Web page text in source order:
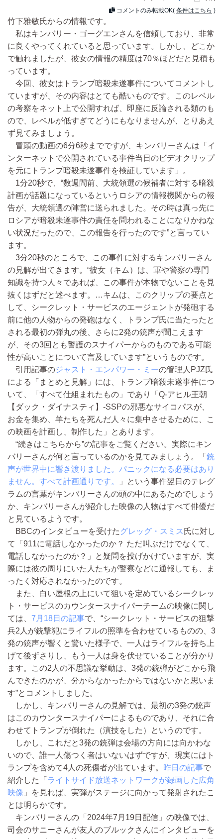
コメントのみ転載OK( 条件はこちら )
竹下雅敏氏からの情報です。
私はキンバリー・ゴーグエンさんを信頼しており、非常
に良くやってくれていると思っています。しかし、どこか
で触れましたが、彼女の情報の精度は70％ほどだと見積も
っています。
今回、彼女はトランプ暗殺未遂事件についてコメントし
ていますが、その内容はとても酷いものです。このレベル
の考察をネット上で公開すれば、即座に反論される類のも
ので、レベルが低すぎてどうにもなりませんが、とりあえ
ず見てみましょう。
冒頭の動画の6分6秒までですが、キンバリーさんは「イ
ンターネットで公開されている事件当日のビデオクリップ
を元にトランプ暗殺未遂事件を検証しています」。
1分20秒で、“数週間前、大統領選の候補者に対する暗殺
計画が話題になっているというロシアの情報機関からの報
告が、大統領選の陣営に送られました。その時は真っ先に
ロシアが暗殺未遂事件の責任を問われることになりかねな
い状況だったので、この報告を行ったのです”と言ってい
ます。
3分20秒のところで、この事件に対するキンバリーさん
の見解が出てきます。“彼女（キム）は、軍や警察の専門
知識を持つ人々であれば、この事件が本物でないことを見
抜くはずだと述べます。…キムは、このクリップの要点と
して、シークレット・サービスのエージェントが発砲する
前に他の人物からの発砲はなく、トランプ氏に当たったと
される最初の弾丸の後、さらに2発の銃声が聞こえます
が、その3回とも警護のスナイパーからのものである可能
性が高いことについて言及しています”というものです。
引用記事のジャスト・エンパワー・ミーの管理人PJZ氏
による「まとめと見解」には、トランプ暗殺未遂事件につ
いて、「すべて仕組まれたもの」であり「Q-アヒル王朝
【ダック・ダイナスティ】-SSPの邪悪なサイコパスが、
お金を集め、羊たちを死んだ人々に集中させるために、こ
の映画を計画し、制作した」とあります。
“続きはこちらから”の記事をご覧ください。実際にキン
バリーさんが何と言っているのかを見てみましょう。「 銃
声が世界中に響き渡りました。パニックになる必要はあり
ません。すべて計画通りです。
」という事件翌日のテレグ
ラムの言葉がキンバリーさんの頭の中にあるためでしょう
か、キンバリーさんが紹介した映像の人物はすべて俳優だ
と見ているようです。
BBCのインタビューを受けた グレッグ・スミス 氏に対し
て「911に電話しなかったのか？ ただ叫ぶだけでなくて、
電話しなかったのか？」と疑問を投げかけていますが、実
際には彼の周りにいた人たちが警察などに通報しても、ま
ったく対応されなかったのです。
また、白い屋根の上にいて狙いを定めているシークレッ
ト・サービスのカウンタースナイパーチームの映像に関し
ては、 7月18日の記事で、“シークレット・サービスの狙撃
兵2人が銃撃犯にライフルの照準を合わせているものの、3
発の銃声が響くと驚いた様子で、一人はライフルを持ち上
げて後ずさりし、もう一人は身を伏せていることが分かり
ます。この2人の不思議な挙動は、3発の銃弾がどこから飛
んできたのかが、分からなかったからではないかと思いま
す”とコメントしました。
しかし、キンバリーさんの見解では、最初の3発の銃声
はこのカウンタースナイパーによるものであり、それに合
わせてトランプが倒れた（演技をした）というのです。
しかし、これだと3発の銃弾は会場の方向には向かわな
いので、誰一人傷つく者はいないはずですが、現実にはト
ランプを含めて4人の死傷者が出ています。 昨日の記事で
紹介した「 ライトサイド放送ネットワークが録画した広角
映像 」を見れば、実弾がステージに向かって発射されたこ
とは明らかです。
キンバリーさんの「2024年7月19日配信」の映像では、
司会のサニーさんが友人のブルックさんにインタビューを